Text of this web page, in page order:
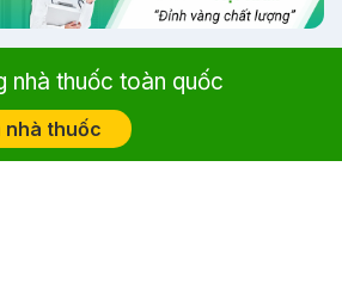
nhà thuốc toàn quốc
nhà thuốc